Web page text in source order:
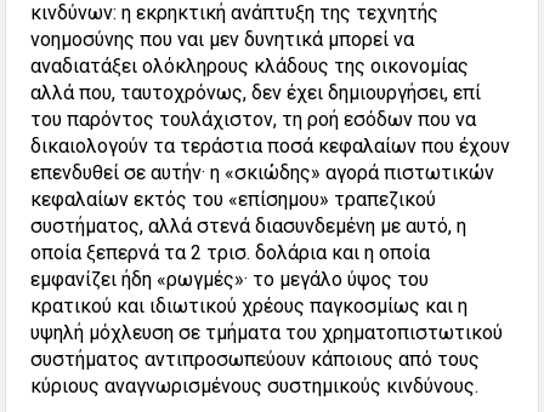
κινδύνων: η εκρηκτική ανάπτυξη της τεχνητής
νοημοσύνης που ναι μεν δυνητικά μπορεί να
αναδιατάξει ολόκληρους κλάδους της οικονομίας
αλλά που, ταυτοχρόνως, δεν έχει δημιουργήσει, επί
του παρόντος τουλάχιστον, τη ροή εσόδων που να
δικαιολογούν τα τεράστια ποσά κεφαλαίων που έχουν
επενδυθεί σε αυτήν· η «σκιώδης» αγορά πιστωτικών
κεφαλαίων εκτός του «επίσημου» τραπεζικού
συστήματος, αλλά στενά διασυνδεμένη με αυτό, η
οποία ξεπερνά τα 2 τρισ. δολάρια και η οποία
εμφανίζει ήδη «ρωγμές»· το μεγάλο ύψος του
κρατικού και ιδιωτικού χρέους παγκοσμίως και η
υψηλή μόχλευση σε τμήματα του χρηματοπιστωτικού
συστήματος αντιπροσωπεύουν κάποιους από τους
κύριους αναγνωρισμένους συστημικούς κινδύνους.